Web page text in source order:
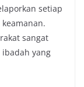
setiap
sangat
yang